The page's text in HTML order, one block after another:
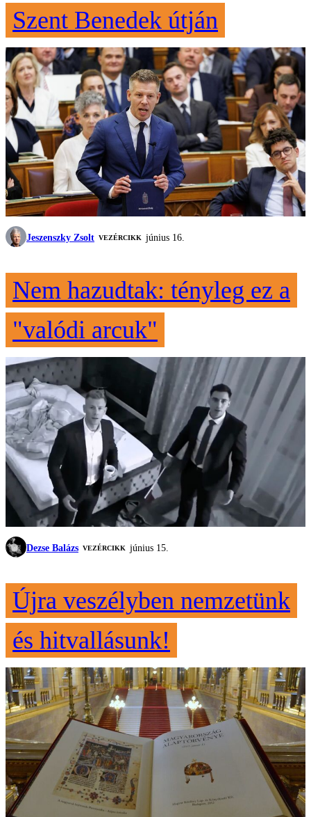
Szent Benedek útján
Jeszenszky Zsolt VEZÉRCIKK június 16.
Nem hazudtak: tényleg ez a
"valódi arcuk"
Dezse Balázs VEZÉRCIKK június 15.
Újra veszélyben nemzetünk
és hitvallásunk!